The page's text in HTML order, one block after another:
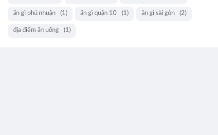
ăn gì phú nhuận (1) ăn gì quận 10 (1) ăn gì sài gòn (2)
địa điểm ăn uống (1)